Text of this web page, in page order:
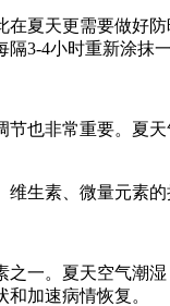
夏天更需要做好
3-4小时重新涂抹
也非常重要。夏
生素、微量元素
一。夏天空气潮
加速病情恢复。